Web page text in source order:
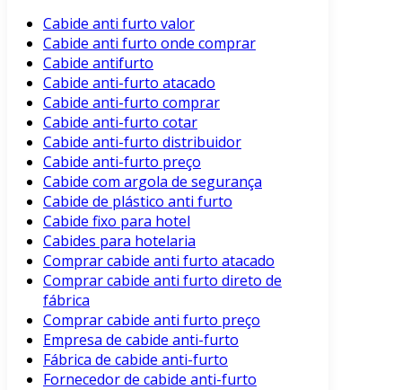
Cabide anti furto valor
Cabide anti furto onde comprar
Cabide antifurto
Cabide anti-furto atacado
Cabide anti-furto comprar
Cabide anti-furto cotar
Cabide anti-furto distribuidor
Cabide anti-furto preço
Cabide com argola de segurança
Cabide de plástico anti furto
Cabide fixo para hotel
Cabides para hotelaria
Comprar cabide anti furto atacado
Comprar cabide anti furto direto de
fábrica
Comprar cabide anti furto preço
Empresa de cabide anti-furto
Fábrica de cabide anti-furto
Fornecedor de cabide anti-furto